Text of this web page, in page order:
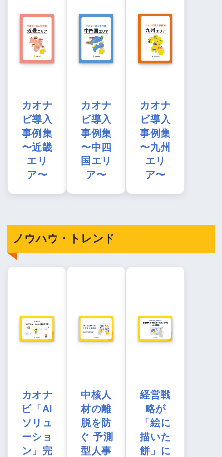
カオナ
ビ導入
事例集
〜近畿
エリ
ア〜
カオナ
ビ導入
事例集
〜中四
国エリ
ア〜
カオナ
ビ導入
事例集
〜九州
エリ
ア〜
ノウハウ・トレンド
カオナ
ビ「AI
ソリュ
ーショ
ン」完
中核人
材の離
脱を防
ぐ 予測
型人事
経営戦
略が
「絵に
描いた
餅」に